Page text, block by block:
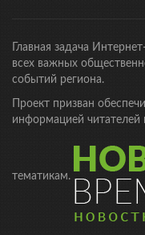
Главная задача
всех важных
событий региона.
Проект призван
информацией
тематикам.